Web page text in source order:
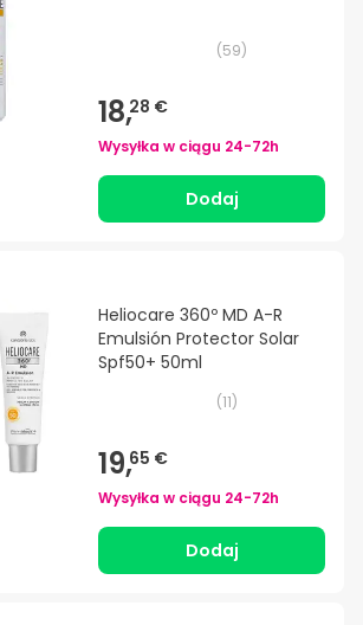
(59)
18,28 €
Wysyłka w ciągu 24-72h
Dodaj
Heliocare 360º MD A-R
Emulsión Protector Solar
Spf50+ 50ml
(11)
19,65 €
Wysyłka w ciągu 24-72h
Dodaj